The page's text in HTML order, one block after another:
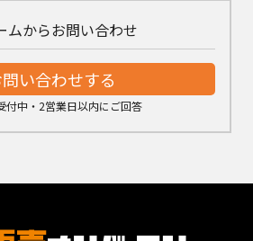
ムからお問い合わせ
い合わせする
付中・2営業日以内にご回答